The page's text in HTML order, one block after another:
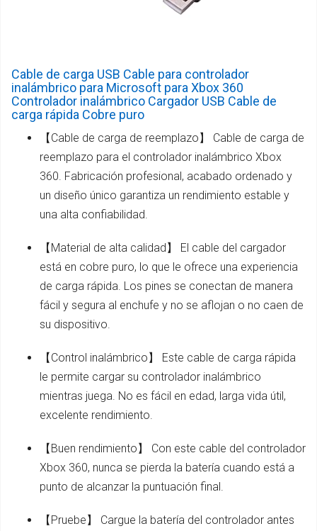
Cable de carga USB Cable para controlador
inalámbrico para Microsoft para Xbox 360
Controlador inalámbrico Cargador USB Cable de
carga rápida Cobre puro
【Cable de carga de reemplazo】 Cable de carga de
reemplazo para el controlador inalámbrico Xbox
360. Fabricación profesional, acabado ordenado y
un diseño único garantiza un rendimiento estable y
una alta confiabilidad.
【Material de alta calidad】 El cable del cargador
está en cobre puro, lo que le ofrece una experiencia
de carga rápida. Los pines se conectan de manera
fácil y segura al enchufe y no se aflojan o no caen de
su dispositivo.
【Control inalámbrico】 Este cable de carga rápida
le permite cargar su controlador inalámbrico
mientras juega. No es fácil en edad, larga vida útil,
excelente rendimiento.
【Buen rendimiento】 Con este cable del controlador
Xbox 360, nunca se pierda la batería cuando está a
punto de alcanzar la puntuación final.
【Pruebe】 Cargue la batería del controlador antes